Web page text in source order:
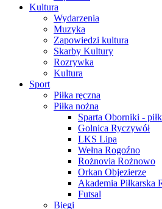
Kultura
Wydarzenia
Muzyka
Zapowiedzi kultura
Skarby Kultury
Rozrywka
Kultura
Sport
Piłka ręczna
Piłka nożna
Sparta Oborniki -
Golnica Ryczywół
LKS Lipa
Wełna Rogoźno
Rożnovia Rożnowo
Orkan Objezierze
Akademia Piłkarska
Futsal
Biegi